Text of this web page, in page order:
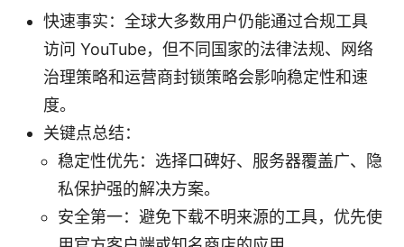
快速事实：全球大多数用户仍能通过合规工具
访问 YouTube，但不同国家的法律法规、网络
治理策略和运营商封锁策略会影响稳定性和速
度。
关键点总结：
稳定性优先：选择口碑好、服务器覆盖广、隐
私保护强的解决方案。
安全第一：避免下载不明来源的工具，优先使